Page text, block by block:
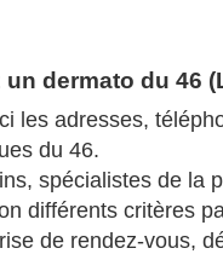
dermato du 46
les adresses,
du 46.
spécialistes de la
différents critères
de rendez-vous,